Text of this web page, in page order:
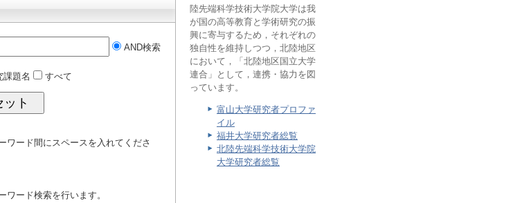
陸先端科学技術大学院大学は我
が国の高等教育と学術研究の振
興に寄与するため，それぞれの
独自性を維持しつつ，北陸地区
において，「北陸地区国立大学
連合」として，連携・協力を図
っています。
富山大学研究者プロファ
イル
福井大学研究者総覧
北陸先端科学技術大学院
大学研究者総覧
AND検索
課題名 すべて
ワード間にスペースを入れてくださ
ード検索を行います。